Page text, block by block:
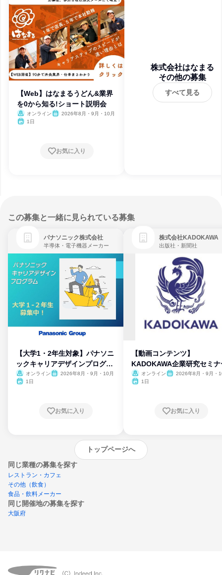
【Web】はなまるうどん&業界
を0から知る!ショート説明会
オンライン
2026年8月・9月・10月
1日
お気に入り
株式会社はなまる
その他の募集
すべて見る
この募集と一緒に見られている募集
パナソニック株式会社
半導体・電子機器メーカー
【大学1・2年生対象】パナソニ
ックキャリアデザインプログラ
ム
オンライン
2026年8月・9月・10月
1日
お気に入り
株式会社KADOKAWA
出版社・新聞社
【動画コンテンツ】
KADOKAWA企業研究セミナ
オンライン
2026年8月・9月・
1日
お気に入り
トップページへ
同じ業種の募集を探す
レストラン・カフェ
その他（飲食）
食品・飲料メーカー
同じ開催地の募集を探す
大阪府